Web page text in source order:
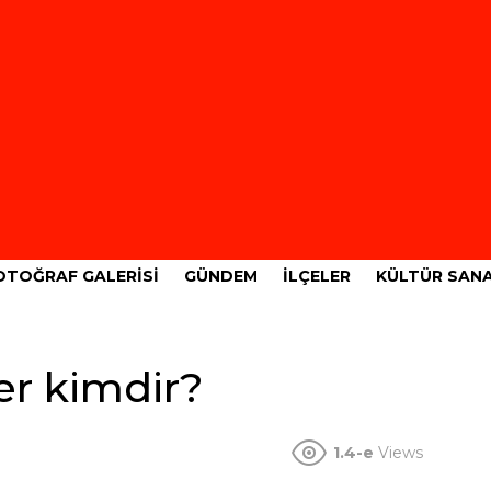
GALERISI GÜNDEM İLÇELER KÜLTÜR
kimdir?
1.4-e Views